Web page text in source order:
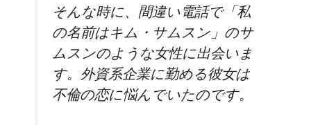
そんな時に、間違い電話で「私
の名前はキム・サムスン」のサ
ムスンのような女性に出会いま
す。外資系企業に勤める彼女は
不倫の恋に悩んでいたのです。